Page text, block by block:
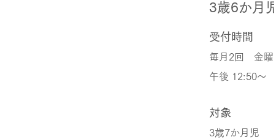
3歳6か月
受付時間
毎月2回 金曜
午後 12:50～
対象
3歳7か月児